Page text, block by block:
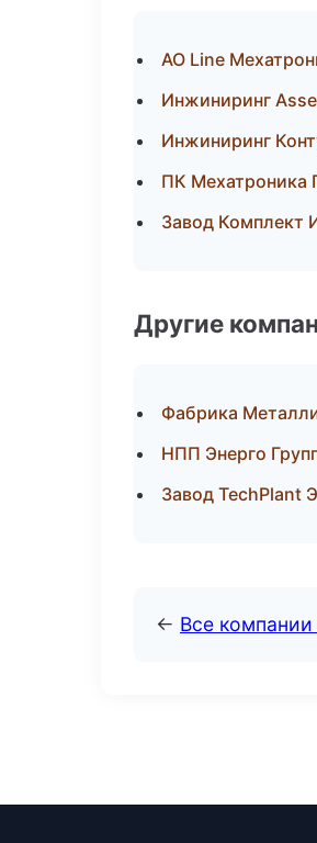
АО Line
Инжиниринг
Инжиниринг
ПК
Завод Комплект
Другие
Фабрика
НПП Энерго
Завод TechPlant
← Все